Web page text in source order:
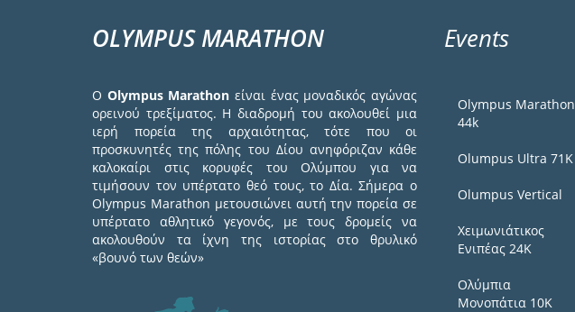
OLYMPUS MARATHON
Ο Olympus Marathon είναι ένας μοναδικός αγώνας
ορεινού τρεξίματος. Η διαδρομή του ακολουθεί μια
ιερή πορεία της αρχαιότητας, τότε που οι
προσκυνητές της πόλης του Δίου ανηφόριζαν κάθε
καλοκαίρι στις κορυφές του Ολύμπου για να
τιμήσουν τον υπέρτατο θεό τους, το Δία. Σήμερα ο
Olympus Marathon μετουσιώνει αυτή την πορεία σε
υπέρτατο αθλητικό γεγονός, με τους δρομείς να
ακολουθούν τα ίχνη της ιστορίας στο θρυλικό
«βουνό των θεών»
Events
Olympus Marathon
44k
Olumpus Ultra 71K
Olumpus Vertical
Χειμωνιάτικος
Ενιπέας 24Κ
Ολύμπια
Μονοπάτια 10Κ